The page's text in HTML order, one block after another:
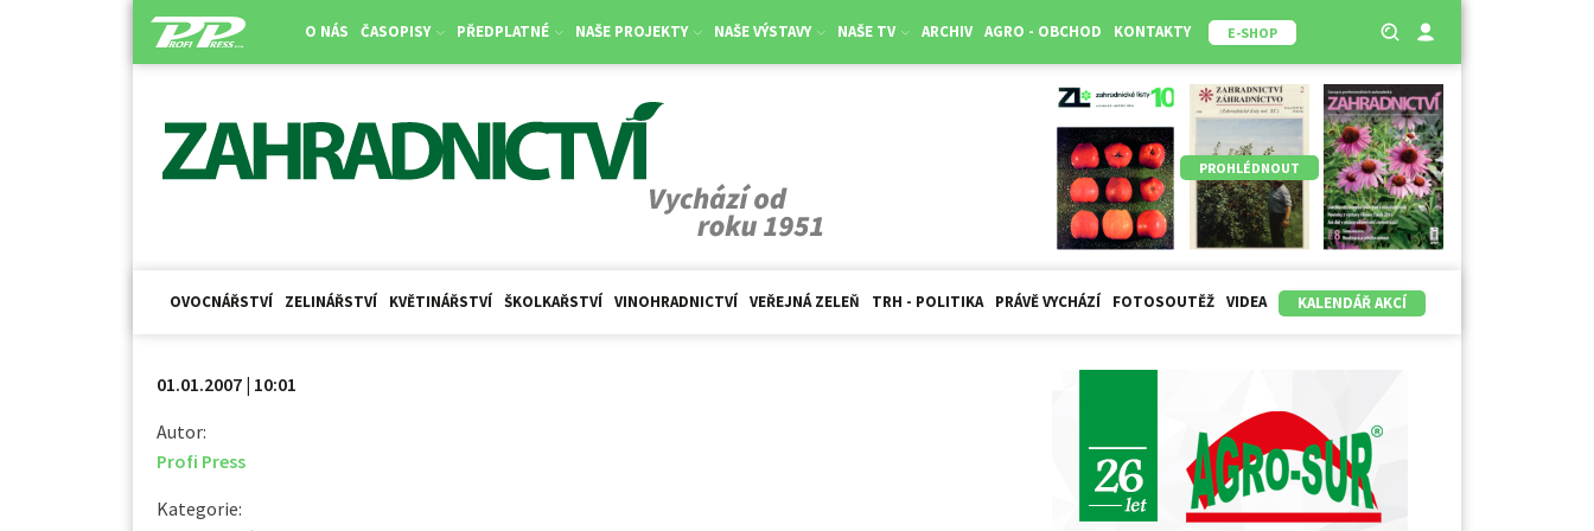
O NÁS ČASOPISY PŘEDPLATNÉ NAŠE PROJEKTY NAŠE VÝSTAVY NAŠE TV ARCHIV AGRO - OBCHOD KONTAKTY E-SHOP
PROHLÉDNOUT
OVOCNÁŘSTVÍ ZELINÁŘSTVÍ KVĚTINÁŘSTVÍ ŠKOLKAŘSTVÍ VINOHRADNICTVÍ VEŘEJNÁ ZELEŇ TRH - POLITIKA PRÁVĚ VYCHÁZÍ FOTOSOUTĚŽ VIDEA KALENDÁŘ AKCÍ
01.01.2007 | 10:01
Autor:
Profi Press
Kategorie: